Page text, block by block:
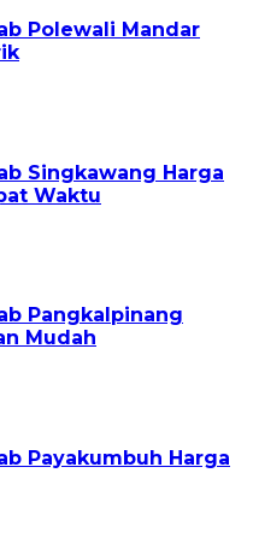
Polewali Mandar
Singkawang Harga
Waktu
Pangkalpinang
Mudah
Payakumbuh Harga